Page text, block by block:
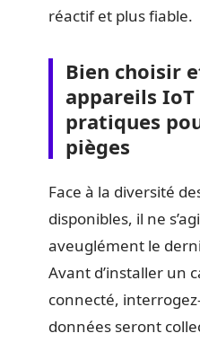
réactif et plus fiable.
Bien choisir
appareils IoT
pratiques
pièges
Face à la diversité
disponibles, il ne
aveuglément le
Avant d’installer un
connecté,
données seront